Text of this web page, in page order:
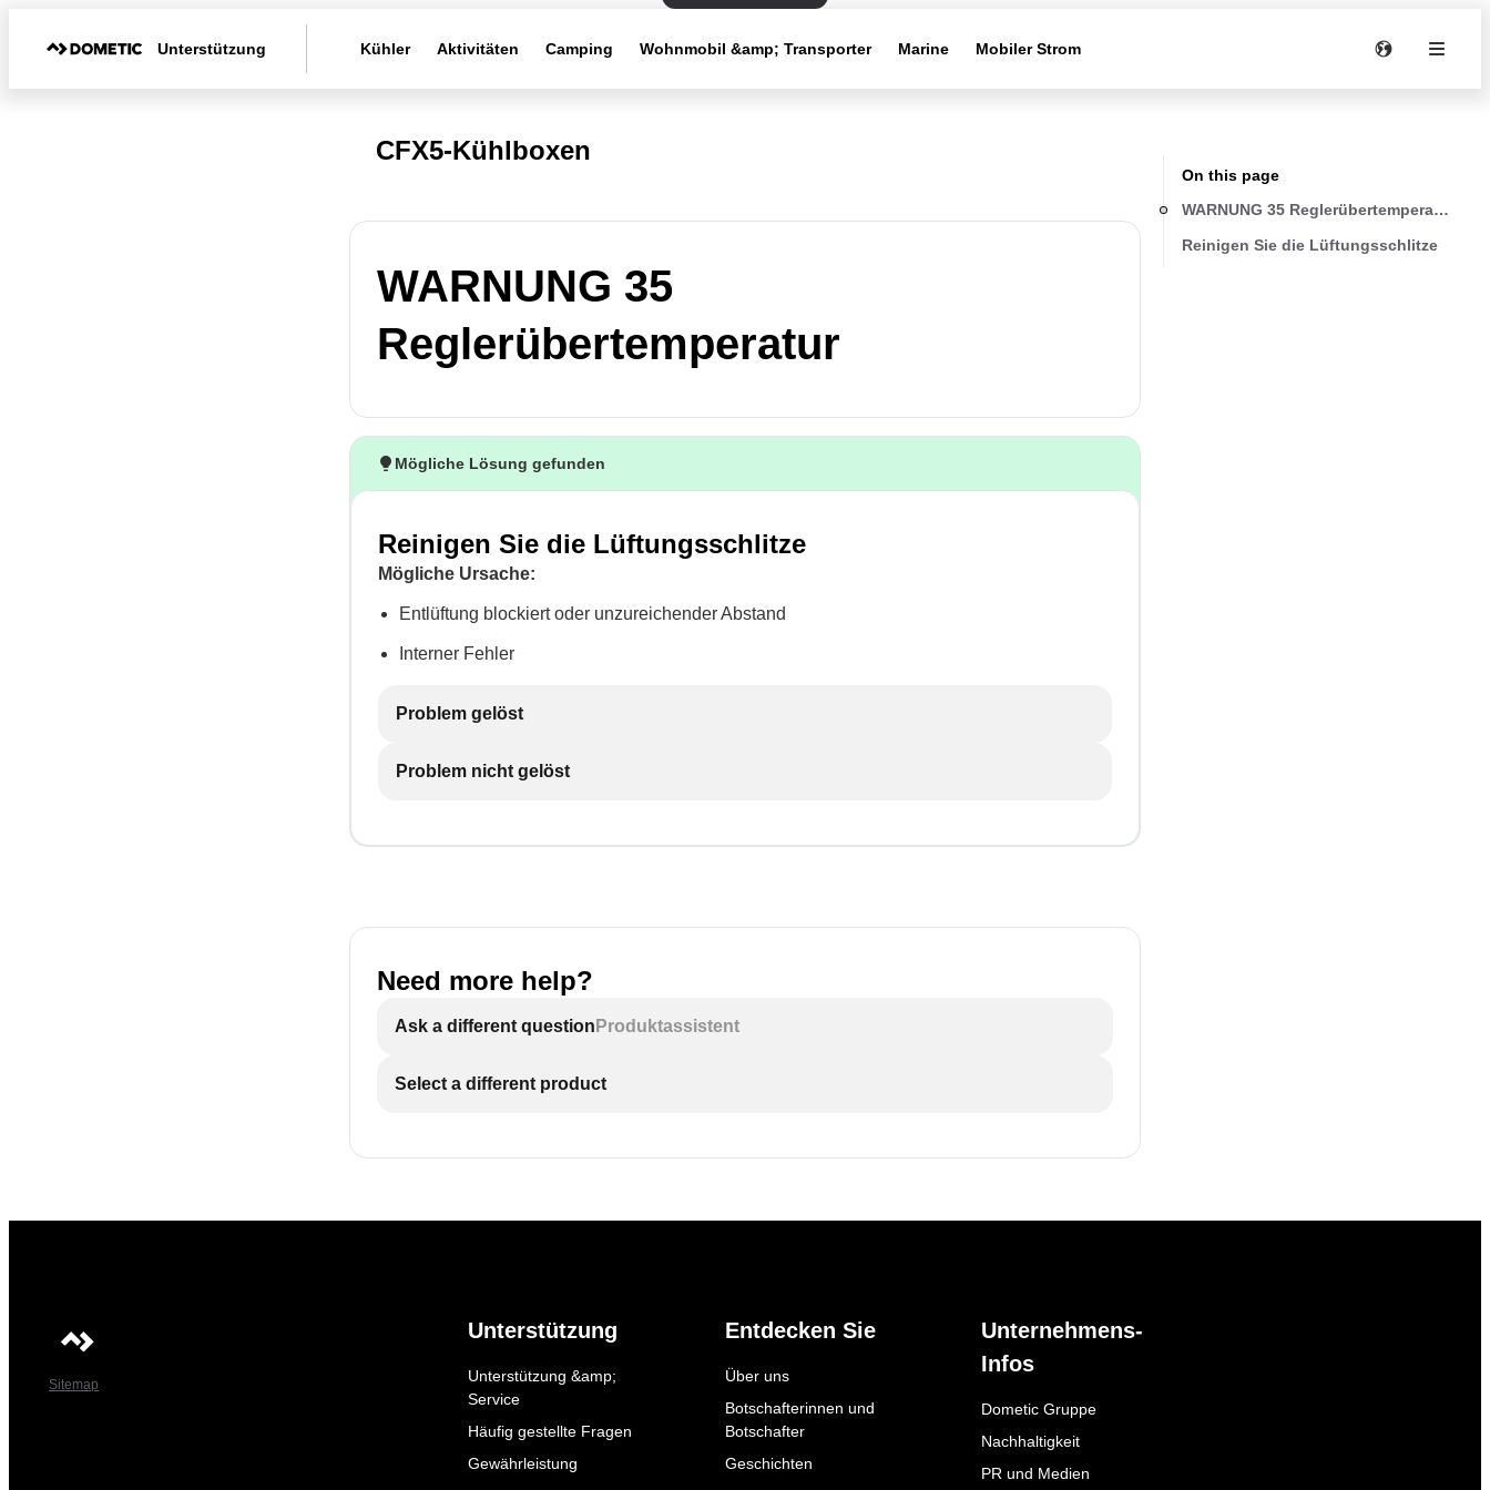
Unterstützung Kühler Aktivitäten Camping Wohnmobil &amp; Transporter Marine Mobiler Strom
CFX5-Kühlboxen
WARNUNG 35
Reglerübertemperatur
Mögliche Lösung gefunden
Reinigen Sie die Lüftungsschlitze
Mögliche Ursache:
Entlüftung blockiert oder unzureichender Abstand
Interner Fehler
Problem gelöst
Problem nicht gelöst
Need more help?
Ask a different question Produktassistent
Select a different product
On this page
WARNUNG 35 Reglerübertemperatur
Reinigen Sie die Lüftungsschlitze
Sitemap
Unterstützung
Unterstützung &amp;
Service
Häufig gestellte Fragen
Gewährleistung
Entdecken Sie
Über uns
Botschafterinnen und
Botschafter
Geschichten
Unternehmens-
Infos
Dometic Gruppe
Nachhaltigkeit
PR und Medien